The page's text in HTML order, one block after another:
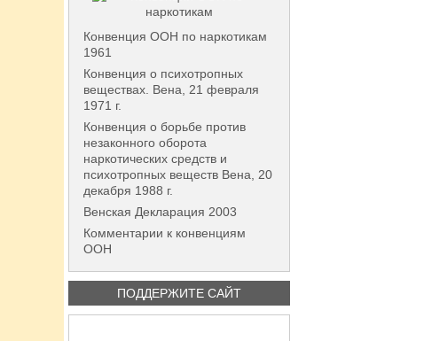
Конвенция ООН по наркотикам
1961
Конвенция о психотропных
веществах. Вена, 21 февраля
1971 г.
Конвенция о борьбе против
незаконного оборота
наркотических средств и
психотропных веществ Вена, 20
декабря 1988 г.
Венская Декларация 2003
Комментарии к конвенциям
ООН
ПОДДЕРЖИТЕ САЙТ